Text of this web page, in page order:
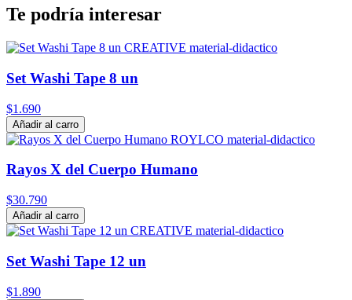
Te podría interesar
Set Washi Tape 8 un
$1.690
Añadir al carro
Rayos X del Cuerpo Humano
$30.790
Añadir al carro
Set Washi Tape 12 un
$1.890